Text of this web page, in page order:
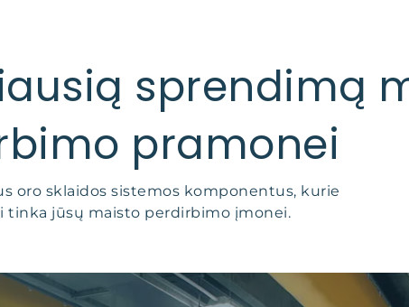
sprendimą
pramonei
oro sklaidos sistemos komponentus, kurie
tinka jūsų maisto perdirbimo įmonei.